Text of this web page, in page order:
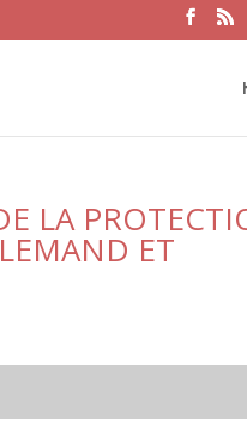
LA
ET